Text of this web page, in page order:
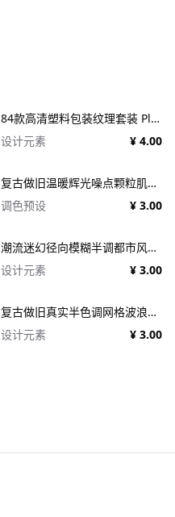
84款高清塑料包装纹理套装 Plastic Textures
设计元素
¥ 4.00
复古做旧温暖辉光噪点颗粒肌理人像图像修图PS特效滤镜插件样机模板+LUT调色预设 EFCO LOOKS: VERSION 1.0
调色预设
¥ 3.00
潮流迷幻径向模糊半调都市风人像图像PS修图特效滤镜样机模板 Halftone Spinning Blur Photo Effect
设计元素
¥ 3.00
复古做旧真实半色调网格波浪印刷肌理特效PSD设计图片照片处理特效生成器 Goblin Printer - Halftone Effects
设计元素
¥ 3.00